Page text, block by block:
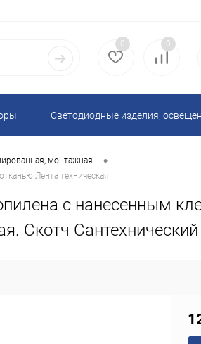
0 0
Светодиодные изделия,
монтажная •
техническая
с нанесенным
Скотч Сантехнический